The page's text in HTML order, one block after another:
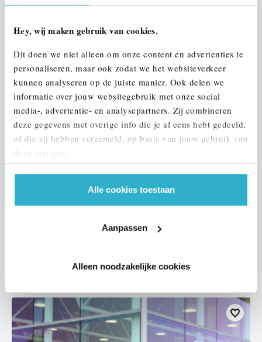
Hey, wij maken gebruik van cookies.
Dit doen we niet alleen om onze content en advertenties te
personaliseren, maar ook zodat we het websiteverkeer
kunnen analyseren op de juiste manier. Ook delen we
informatie over jouw websitegebruik met onze social
media-, advertentie- en analysepartners. Zij combineren
deze gegevens met overige info die je al eens hebt gedeeld,
of die zij hebben verzameld, op basis van jouw gebruik van
deze services.
Alle cookies toestaan
Aanpassen
Alleen noodzakelijke cookies
Hatchback
One Essential
Bekijk details